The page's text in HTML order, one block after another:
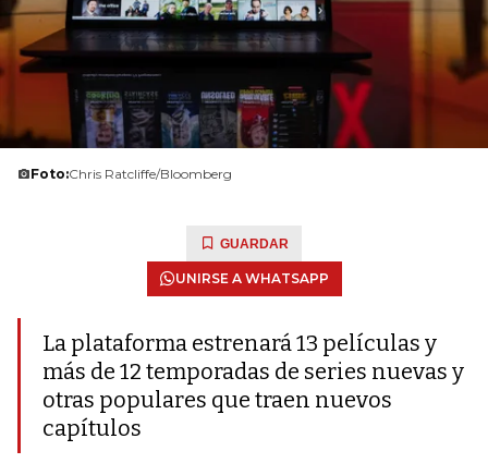
Foto:Chris Ratcliffe/Bloomberg
GUARDAR
UNIRSE A WHATSAPP
La plataforma estrenará 13 películas y
más de 12 temporadas de series nuevas y
otras populares que traen nuevos
capítulos